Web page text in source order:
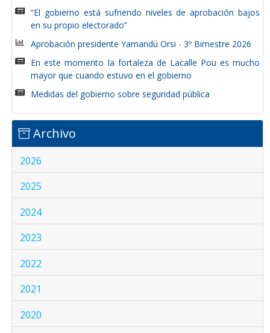
“El gobierno está sufriendo niveles de aprobación bajos
en su propio electorado”
Aprobación presidente Yamandú Orsi - 3º Bimestre 2026
En este momento la fortaleza de Lacalle Pou es mucho
mayor que cuando estuvo en el gobierno
Medidas del gobierno sobre seguridad pública
Archivo
2026
2025
2024
2023
2022
2021
2020